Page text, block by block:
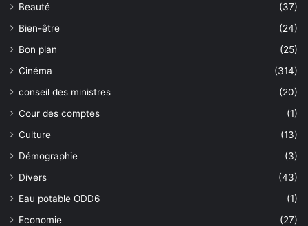
Beauté
(37)
Bien-être
(24)
Bon plan
(25)
Cinéma
(314)
conseil des ministres
(20)
Cour des comptes
(1)
Culture
(13)
Démographie
(3)
Divers
(43)
Eau potable ODD6
(1)
Economie
(27)